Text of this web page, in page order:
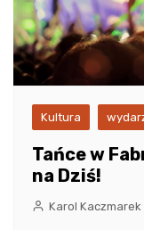
Kultura
Tańce w
na Dziś!
Karol Kaczmarek